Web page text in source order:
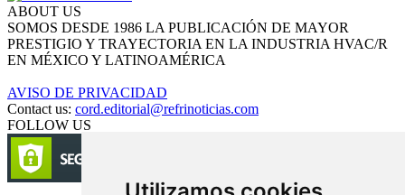
ABOUT US
SOMOS DESDE 1986 LA PUBLICACIÓN DE MAYOR
PRESTIGIO Y TRAYECTORIA EN LA INDUSTRIA HVAC/R
EN MÉXICO Y LATINOAMÉRICA
AVISO DE PRIVACIDAD
Contact us: cord.editorial@refrinoticias.com
FOLLOW US